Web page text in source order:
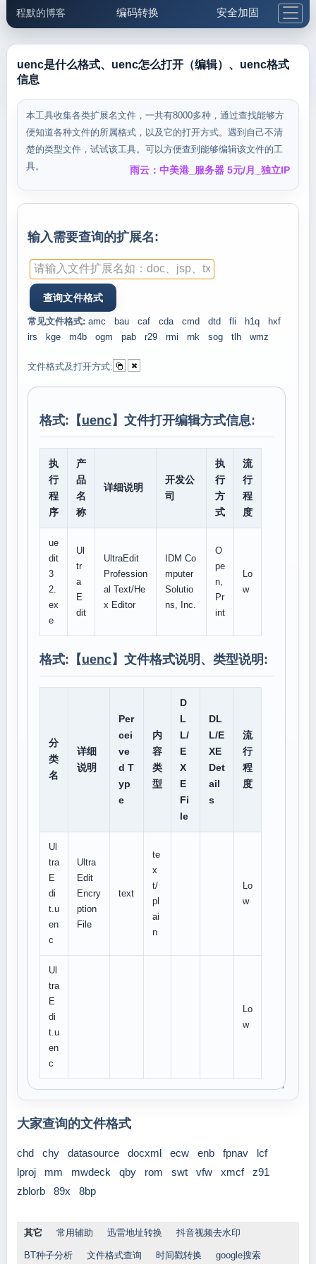
程默的博客 编码转换 安全加固
邮件工具 生活便民 更多工具
uenc是什么格式、uenc怎么打开（编辑）、uenc格式
信息
本工具收集各类扩展名文件，一共有8000多种，通过查找能够方
便知道各种文件的所属格式，以及它的打开方式。遇到自己不清
楚的类型文件，试试该工具。可以方便查到能够编辑该文件的工
具。
雨云：中美港_服务器 5元/月_独立IP
输入需要查询的扩展名:
常见文件格式: amc bau caf cda cmd dtd fli h1q
hxf
irs
kge m4b ogm pab r29 rmi rnk sog tlh wmz
文件格式及打开方式:
格式:【uenc】文件打开编辑方式信息:
执
行
程
序
产
品
名
称
详细说明
开发公
司
执
行
方
式
流
行
程
度
ue
dit
3
2.
ex
e
Ul
tr
a
E
dit
UltraEdit
Profession
al Text/He
x Editor
IDM Co
mputer
Solutio
ns, Inc.
O
pe
n,
Pr
int
Lo
w
格式:【uenc】文件格式说明、类型说明:
分
类
名
详细
说明
Per
cei
ve
d T
yp
e
内
容
类
型
D
L
L/
E
X
E
Fi
le
DL
L/E
XE
Det
ail
s
流
行
程
度
Ul
tra
E
di
t.u
en
c
Ultra
Edit
Encry
ption
File
text
te
x
t/
pl
ai
n
Lo
w
Ul
tra
E
di
t.u
en
c
Lo
w
大家查询的文件格式
chd chy datasource docxml ecw enb fpnav
lcf
lproj
mm mwdeck qby rom swt vfw xmcf
z91
zblorb
89x 8bp
其它 常用辅助 迅雷地址转换 抖音视频去水印
BT种子分析 文件格式查询 时间戳转换 google搜索